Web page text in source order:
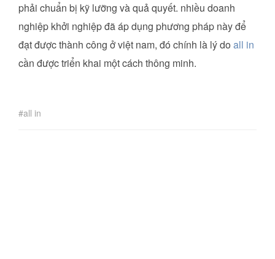
phải chuẩn bị kỹ lưỡng và quả quyết. nhiều doanh
nghiệp khởi nghiệp đã áp dụng phương pháp này để
đạt được thành công ở việt nam, đó chính là lý do all in
cần được triển khai một cách thông minh.
all in